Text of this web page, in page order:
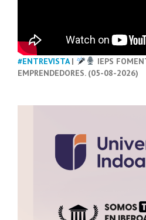
#ENTREVISTA|
IEPS
EMPRENDEDORES. (05-08-2026)